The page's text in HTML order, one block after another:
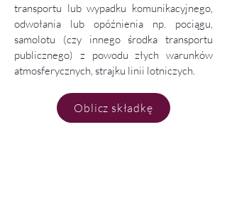
transportu lub wypadku komunikacyjnego,
odwołania lub opóźnienia np. pociągu,
samolotu (czy innego środka transportu
publicznego) z powodu złych warunków
atmosferycznych, strajku linii lotniczych.
Oblicz składkę